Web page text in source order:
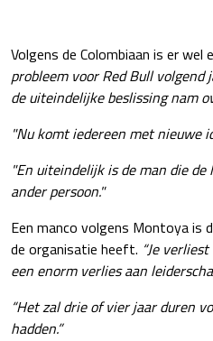
Volgens de Colombiaan is er
probleem voor Red Bull
de uiteindelijke beslissing nam
"Nu komt iedereen met nieuwe
"En uiteindelijk is de man die
ander persoon."
Een manco volgens Montoya is
de organisatie heeft. “Je
een enorm verlies aan
“Het zal drie of vier jaar duren
hadden.”